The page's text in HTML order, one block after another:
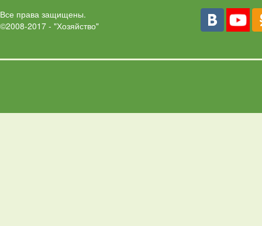
Все права защищены.
©2008-2017 - "Хозяйство"